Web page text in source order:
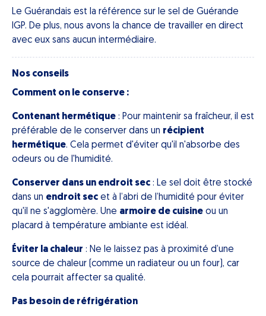
Le Guérandais est la référence sur le sel de Guérande
IGP. De plus, nous avons la chance de travailler en direct
avec eux sans aucun intermédiaire.
Nos conseils
Comment on le conserve :
Contenant hermétique : Pour maintenir sa fraîcheur, il est
préférable de le conserver dans un récipient
hermétique. Cela permet d'éviter qu'il n'absorbe des
odeurs ou de l'humidité.
Conserver dans un endroit sec : Le sel doit être stocké
dans un endroit sec et à l’abri de l’humidité pour éviter
qu'il ne s'agglomère. Une armoire de cuisine ou un
placard à température ambiante est idéal.
Éviter la chaleur : Ne le laissez pas à proximité d’une
source de chaleur (comme un radiateur ou un four), car
cela pourrait affecter sa qualité.
Pas besoin de réfrigération